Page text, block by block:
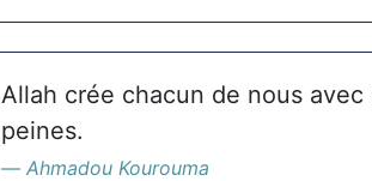
Allah crée chacun de nous
peines.
Ahmadou Kourouma